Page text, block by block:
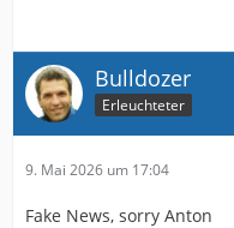
Bulldozer
Erleuchteter
9. Mai 2026 um 17:04
Fake News, sorry Anton